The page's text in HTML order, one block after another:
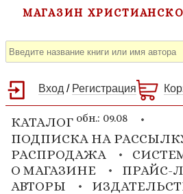
МАГАЗИН
Вход / Регистрация
КАТАЛОГ обн.: 09.08
ПОДПИСКА НА
РАСПРОДАЖА
О МАГАЗИНЕ
ПРАЙС-
АВТОРЫ